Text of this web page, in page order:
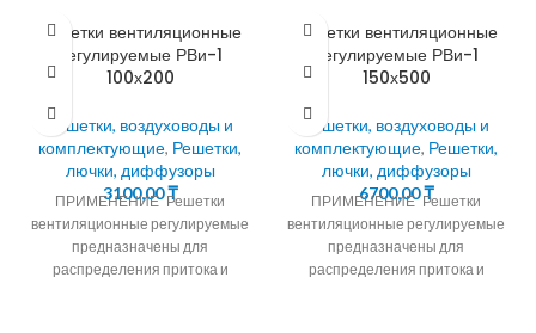
Решетки вентиляционные
регулируемые РВи-1
100х200
Решетки, воздуховоды и
комплектующие, Решетки,
лючки, диффузоры
3100,00₸
ПРИМЕНЕНИЕ Решетки
вентиляционные регулируемые
предназначены для
распределения притока и
Решетки вентиляционные
регулируемые РВи-1
150х500
Решетки, воздуховоды и
комплектующие, Решетки,
лючки, диффузоры
6700,00₸
ПРИМЕНЕНИЕ Решетки
вентиляционные регулируемые
предназначены для
распределения притока и